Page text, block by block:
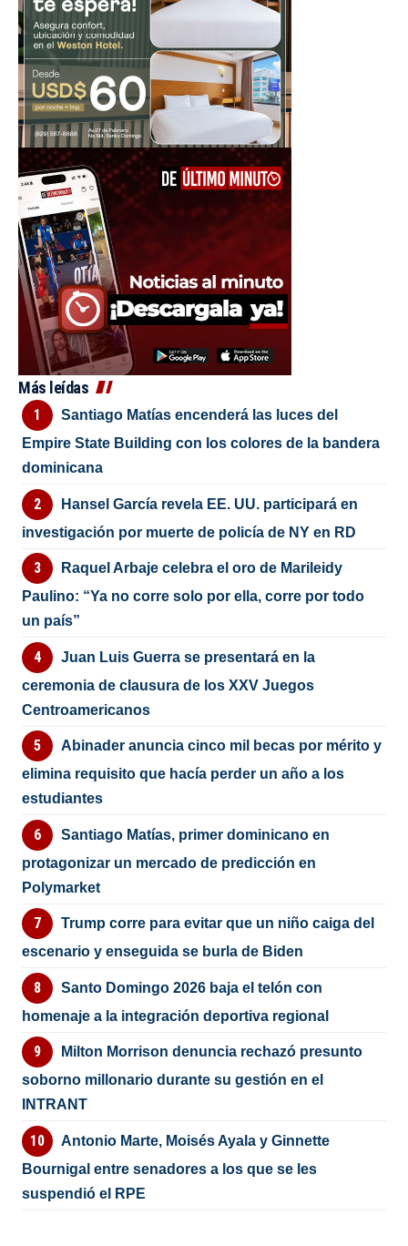
Más leídas
Santiago Matías encenderá las luces del
Empire State Building con los colores de la bandera
dominicana
Hansel García revela EE. UU. participará en
investigación por muerte de policía de NY en RD
Raquel Arbaje celebra el oro de Marileidy
Paulino: “Ya no corre solo por ella, corre por todo
un país”
Juan Luis Guerra se presentará en la
ceremonia de clausura de los XXV Juegos
Centroamericanos
Abinader anuncia cinco mil becas por mérito y
elimina requisito que hacía perder un año a los
estudiantes
Santiago Matías, primer dominicano en
protagonizar un mercado de predicción en
Polymarket
Trump corre para evitar que un niño caiga del
escenario y enseguida se burla de Biden
Santo Domingo 2026 baja el telón con
homenaje a la integración deportiva regional
Milton Morrison denuncia rechazó presunto
soborno millonario durante su gestión en el
INTRANT
Antonio Marte, Moisés Ayala y Ginnette
Bournigal entre senadores a los que se les
suspendió el RPE